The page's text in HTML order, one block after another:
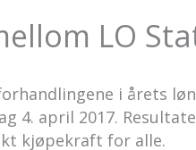
LO
i årets
4. april 2017.
kjøpekraft for alle.